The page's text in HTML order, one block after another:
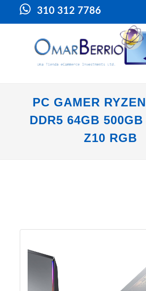
310 312 7786
PC GAMER
DDR5 64GB
Z10 RGB